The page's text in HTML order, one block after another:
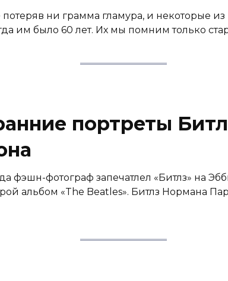
ни грамма гламура, и некоторые
им было 60 лет. Их мы помним только
портреты
фэшн-фотограф запечатлел «Битлз» на
альбом «The Beatles». Битлз Нормана